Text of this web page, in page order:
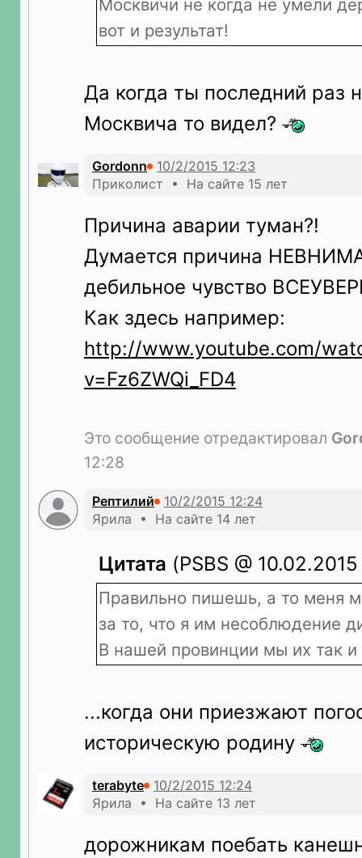
Москвичи не когда не умели
вот и результат!
Да когда ты последний раз
Москвича то видел?
Gordonn
Приколист • На сайте 15 лет
Причина аварии туман?!
Думается причина
дебильное чувство
Как здесь например:
http://www.youtube.com/
v=Fz6ZWQi_FD4
Это сообщение отредактировал
12:28
Рептилий
Ярила • На сайте 14 лет
Цитата (PSBS @
Правильно пишешь, а то меня
за то, что я им несоблюдение
В нашей провинции мы их так
...когда они приезжают
историческую родину
terabyte
Ярила • На сайте 13 лет
дорожникам поебать